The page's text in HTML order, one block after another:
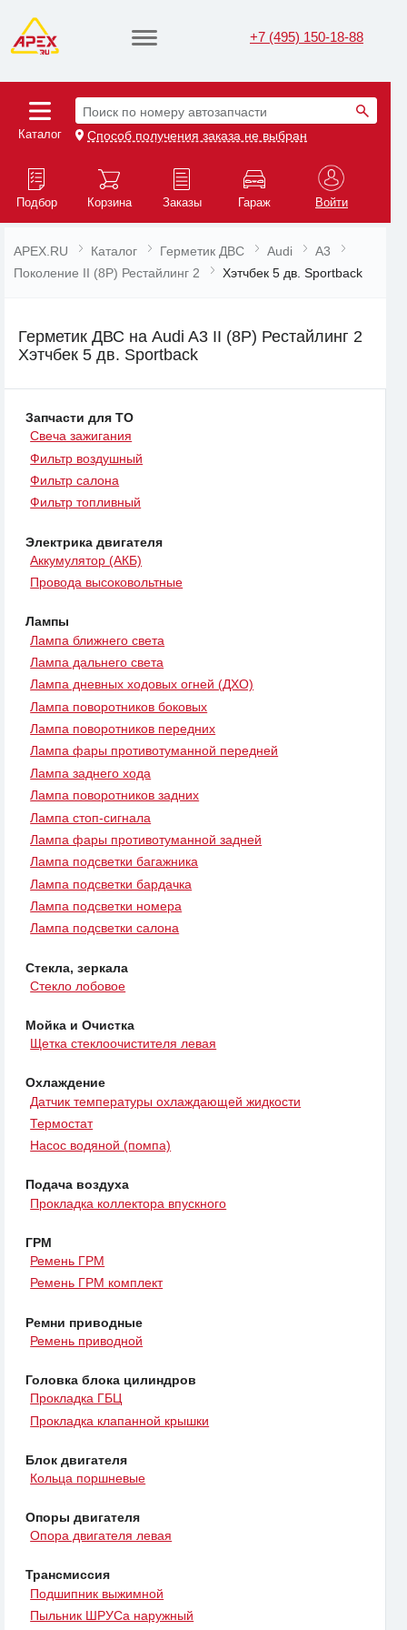
+7 (495) 150-18-88
Каталог
Поиск по номеру автозапчасти
Способ получения заказа не выбран
Подбор Корзина Заказы Гараж Войти
APEX.RU Каталог Герметик ДВС Audi
A3
Поколение II (8P) Рестайлинг 2
Хэтчбек 5 дв. Sportback
Герметик ДВС на Audi A3 II (8P) Рестайлинг 2
Хэтчбек 5 дв. Sportback
Запчасти для ТО
Свеча зажигания
Фильтр воздушный
Фильтр салона
Фильтр топливный
Электрика двигателя
Аккумулятор (АКБ)
Провода высоковольтные
Лампы
Лампа ближнего света
Лампа дальнего света
Лампа дневных ходовых огней (ДХО)
Лампа поворотников боковых
Лампа поворотников передних
Лампа фары противотуманной передней
Лампа заднего хода
Лампа поворотников задних
Лампа стоп-сигнала
Лампа фары противотуманной задней
Лампа подсветки багажника
Лампа подсветки бардачка
Лампа подсветки номера
Лампа подсветки салона
Стекла, зеркала
Стекло лобовое
Мойка и Очистка
Щетка стеклоочистителя левая
Охлаждение
Датчик температуры охлаждающей жидкости
Термостат
Насос водяной (помпа)
Подача воздуха
Прокладка коллектора впускного
ГРМ
Ремень ГРМ
Ремень ГРМ комплект
Ремни приводные
Ремень приводной
Головка блока цилиндров
Прокладка ГБЦ
Прокладка клапанной крышки
Блок двигателя
Кольца поршневые
Опоры двигателя
Опора двигателя левая
Трансмиссия
Подшипник выжимной
Пыльник ШРУСа наружный